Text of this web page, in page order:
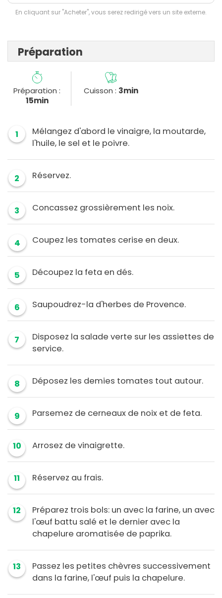
En cliquant sur "Acheter", vous serez redirigé vers un site externe.
Préparation
Préparation :
15min
Cuisson : 3min
1
Mélangez d'abord le vinaigre, la moutarde,
l'huile, le sel et le poivre.
2 Réservez.
3 Concassez grossièrement les noix.
4 Coupez les tomates cerise en deux.
5 Découpez la feta en dés.
6 Saupoudrez-la d'herbes de Provence.
7
Disposez la salade verte sur les assiettes de
service.
8 Déposez les demies tomates tout autour.
9 Parsemez de cerneaux de noix et de feta.
10 Arrosez de vinaigrette.
11 Réservez au frais.
12
Préparez trois bols: un avec la farine, un avec
l'œuf battu salé et le dernier avec la
chapelure aromatisée de paprika.
13
Passez les petites chèvres successivement
dans la farine, l'œuf puis la chapelure.